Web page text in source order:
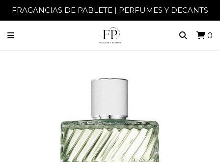
FRAGANCIAS DE PABLETE | PERFUMES Y DECANTS
0